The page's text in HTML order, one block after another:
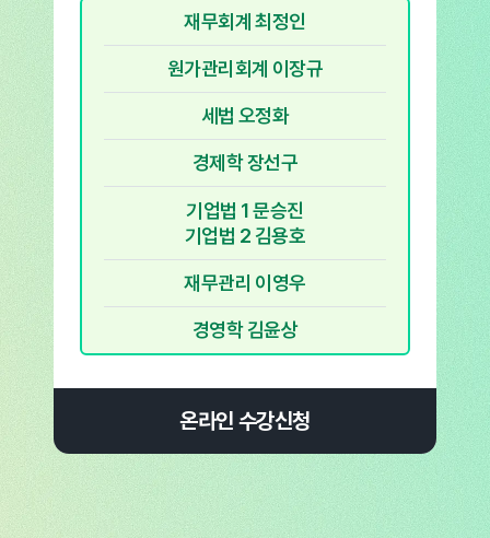
재무회계 최정인
원가관리회계 이장규
세법 오정화
경제학 장선구
기업법 1 문승진
기업법 2 김용호
재무관리 이영우
경영학 김윤상
온라인 수강신청